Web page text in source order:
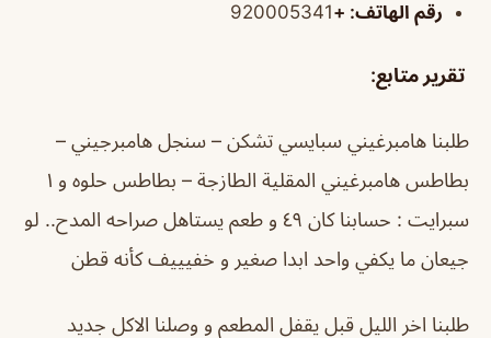
رقم الهاتف: +
920005341
تقرير متابع:
طلبنا هامبرغيني سبايسي تشكن – سنجل هامبرجيني –
بطاطس هامبرغيني المقلية الطازجة – بطاطس حلوه و ١
سبرايت : حسابنا كان ٤٩ و طعم يستاهل صراحه المدح.. لو
جيعان ما يكفي واحد ابدا صغير و خفيييف كأنه قطن
طلبنا اخر الليل قبل يقفل المطعم و وصلنا الاكل جديد